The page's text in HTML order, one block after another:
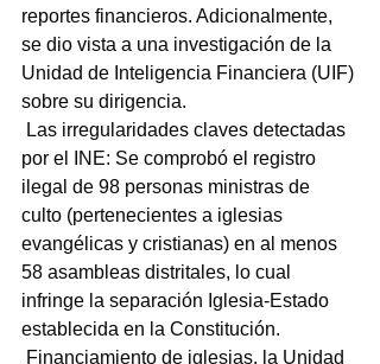
reportes financieros. Adicionalmente,
se dio vista a una investigación de la
Unidad de Inteligencia Financiera (UIF)
sobre su dirigencia.
Las irregularidades claves detectadas
por el INE: Se comprobó el registro
ilegal de 98 personas ministras de
culto (pertenecientes a iglesias
evangélicas y cristianas) en al menos
58 asambleas distritales, lo cual
infringe la separación Iglesia-Estado
establecida en la Constitución.
Financiamiento de iglesias, la Unidad